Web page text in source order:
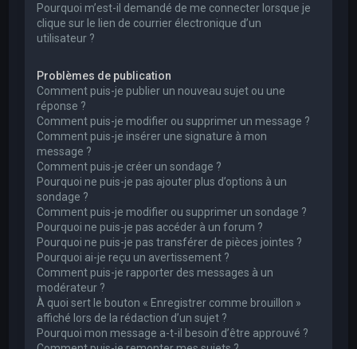
Pourquoi m’est-il demandé de me connecter lorsque je
clique sur le lien de courrier électronique d’un
utilisateur ?
Problèmes de publication
Comment puis-je publier un nouveau sujet ou une
réponse ?
Comment puis-je modifier ou supprimer un message ?
Comment puis-je insérer une signature à mon
message ?
Comment puis-je créer un sondage ?
Pourquoi ne puis-je pas ajouter plus d’options à un
sondage ?
Comment puis-je modifier ou supprimer un sondage ?
Pourquoi ne puis-je pas accéder à un forum ?
Pourquoi ne puis-je pas transférer de pièces jointes ?
Pourquoi ai-je reçu un avertissement ?
Comment puis-je rapporter des messages à un
modérateur ?
À quoi sert le bouton « Enregistrer comme brouillon »
affiché lors de la rédaction d’un sujet ?
Pourquoi mon message a-t-il besoin d’être approuvé ?